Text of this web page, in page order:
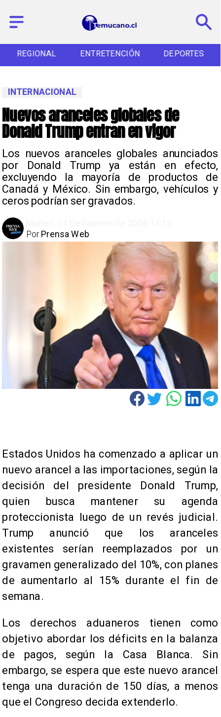
REGIONAL ENTRETENCIÓN DEPORTES
Nuevos aranceles globales de
Donald Trump entran en vigor
Los nuevos aranceles globales anunciados
por Donald Trump ya están en efecto,
excluyendo la mayoría de productos de
Canadá y México. Sin embargo, vehículos y
ceros podrían ser gravados.
INTERNACIONAL
Prensa Web
Por
Estados Unidos ha comenzado a aplicar un
nuevo arancel a las importaciones, según la
decisión del presidente Donald Trump,
quien busca mantener su agenda
proteccionista luego de un revés judicial.
Trump anunció que los aranceles
existentes serían reemplazados por un
gravamen generalizado del 10%, con planes
de aumentarlo al 15% durante el fin de
semana.
Los derechos aduaneros tienen como
objetivo abordar los déficits en la balanza
de pagos, según la Casa Blanca. Sin
embargo, se espera que este nuevo arancel
tenga una duración de 150 días, a menos
que el Congreso decida extenderlo.